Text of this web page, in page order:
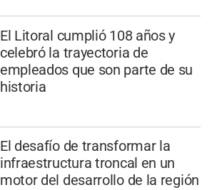
El Litoral cumplió 108 años y
celebró la trayectoria de
empleados que son parte de su
historia
El desafío de transformar la
infraestructura troncal en un
motor del desarrollo de la región